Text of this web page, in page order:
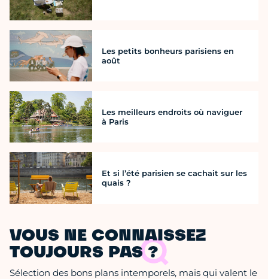
Les petits bonheurs parisiens en
août
Les meilleurs endroits où naviguer
à Paris
Et si l’été parisien se cachait sur les
quais ?
VOUS NE CONNAISSEZ
TOUJOURS PAS ?
Sélection des bons plans intemporels, mais qui valent le